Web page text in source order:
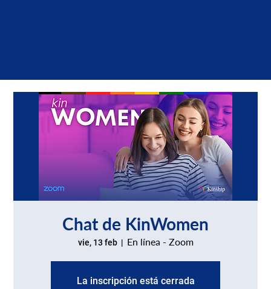
Chat de KinWomen
vie, 13 feb
  |
En línea - Zoom
La inscripción está cerrada